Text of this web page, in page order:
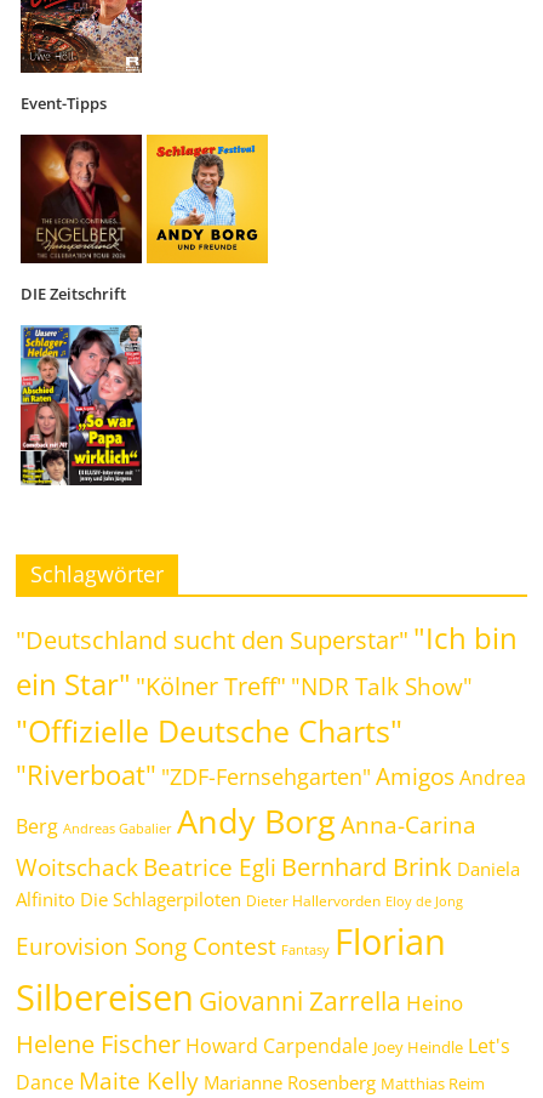
Event-Tipps
DIE Zeitschrift
Schlagwörter
"Deutschland sucht den Superstar" "Ich bin
ein Star" "Kölner Treff" "NDR Talk Show"
"Offizielle Deutsche Charts"
"Riverboat" "ZDF-Fernsehgarten" Amigos Andrea
Berg Andreas Gabalier Andy Borg Anna-Carina
WoitschackBeatrice Egli Bernhard Brink Daniela
Alfinito Die Schlagerpiloten Dieter Hallervorden Eloy de Jong
Eurovision Song Contest Fantasy Florian
Silbereisen Giovanni Zarrella Heino
Helene Fischer Howard Carpendale Joey Heindle Let's
Dance Maite Kelly Marianne Rosenberg Matthias Reim